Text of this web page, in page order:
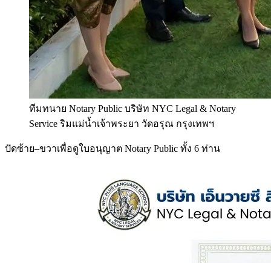
ทีมทนาย Notary Public บริษัท NYC Legal & Notary
Service ริมแม่น้ำเจ้าพระยา วัดอรุณ กรุงเทพฯ
ปัดซ้าย–ขวาเพื่อดูใบอนุญาต Notary Public ทั้ง 6 ท่าน